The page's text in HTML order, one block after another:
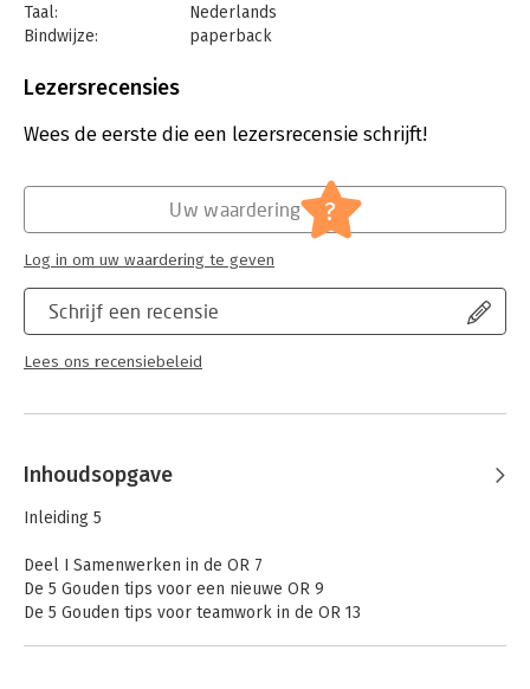
Taal:
Nederlands
Bindwijze:
paperback
Uitgever:
Verschijningsdatum:
5-3-2016
Personeelsmanagement
Arbeidsrecht - Collectief arbeidsrecht
Lezersrecensies
Wees de eerste die een lezersrecensie schrijft!
Schrijf een recensie
Lees ons recensiebeleid
Uw waardering ?
Log in om uw waardering te geven
Inhoudsopgave
Inleiding 5
Deel I Samenwerken in de OR 7
De 5 Gouden tips voor een nieuwe OR 9
De 5 Gouden tips voor teamwork in de OR 13